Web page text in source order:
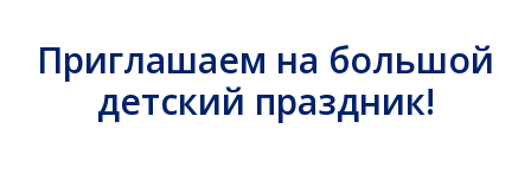
Приглашаем на большой
детский праздник!